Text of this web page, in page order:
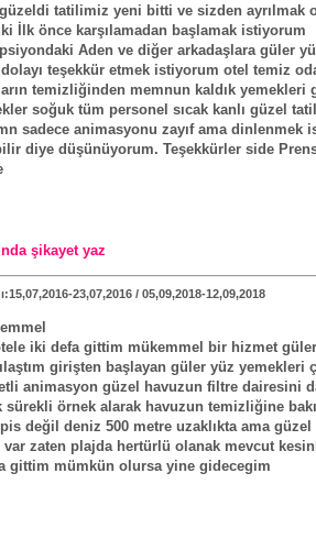
tatilimiz yeni bitti ve sizden ayrılmak
İlk önce karşılamadan başlamak istiyorum
Aden ve diğer arkadaşlara güler
dolayı teşekkür etmek istiyorum otel temiz
temizliğinden memnun kaldık yemekleri
soğuk tüm personel sıcak kanlı güzel
sadece animasyonu zayıf ama dinlenmek
diye düşünüyorum. Teşekkürler side
şikayet yaz
23,07,2016 / 05,09,2018-12,09,2018
iki defa gittim mükemmel bir hizmet
girişten başlayan güler yüz yemekleri
animasyon güzel havuzun filtre dairesini
sürekli örnek alarak havuzun temizliğine
değil deniz 500 metre uzaklıkta ama
zaten plajda hertürlü olanak mevcut
gittim mümkün olursa yine gidecegim